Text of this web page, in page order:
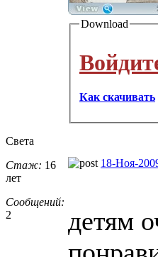
Download
Как скачивать
Света
Стаж: 16
лет
Сообщений:
2
18-Ноя-
детям